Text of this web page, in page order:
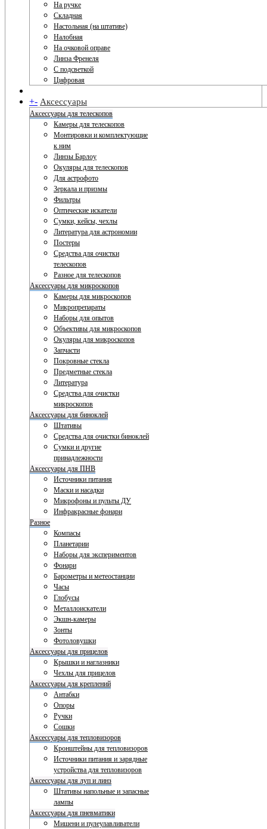
На ручке
Складная
Настольная (на штативе)
Налобная
На очковой оправе
Линза Френеля
С подсветкой
Цифровая
+- Аксессуары
Аксессуары для телескопов
Камеры для телескопов
Монтировки и комплектующие
к ним
Линзы Барлоу
Окуляры для телескопов
Для астрофото
Зеркала и призмы
Фильтры
Оптические искатели
Сумки, кейсы, чехлы
Литература для астрономии
Постеры
Средства для очистки
телескопов
Разное для телескопов
Аксессуары для микроскопов
Камеры для микроскопов
Микропрепараты
Наборы для опытов
Объективы для микроскопов
Окуляры для микроскопов
Запчасти
Покровные стекла
Предметные стекла
Литература
Средства для очистки
микроскопов
Аксессуары для биноклей
Штативы
Средства для очистки биноклей
Сумки и другие
принадлежности
Аксессуары для ПНВ
Источники питания
Маски и насадки
Микрофоны и пульты ДУ
Инфракрасные фонари
Разное
Компасы
Планетарии
Наборы для экспериментов
Фонари
Барометры и метеостанции
Часы
Глобусы
Металлоискатели
Экшн-камеры
Зонты
Фотоловушки
Аксессуары для прицелов
Крышки и наглазники
Чехлы для прицелов
Аксессуары для креплений
Антабки
Опоры
Ручки
Сошки
Аксессуары для тепловизоров
Кронштейны для тепловизоров
Источники питания и зарядные
устройства для тепловизоров
Аксессуары для луп и линз
Штативы напольные и запасные
лампы
Аксессуары для пневматики
Мишени и пулеулавливатели